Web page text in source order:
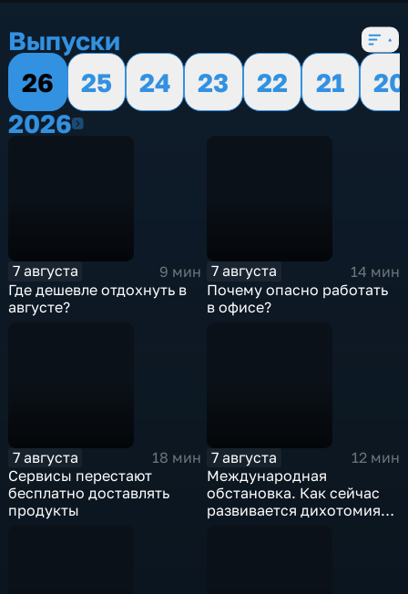
Выпуски
26
25 24 23 22 21
20
20262026
7 августа
9 мин
Где дешевле отдохнуть в
августе?
7 августа
14 мин
Почему опасно работать
в офисе?
7 августа
18 мин
Сервисы перестают
бесплатно доставлять
продукты
7 августа
12 мин
Международная
обстановка. Как сейчас
развивается дихотомия